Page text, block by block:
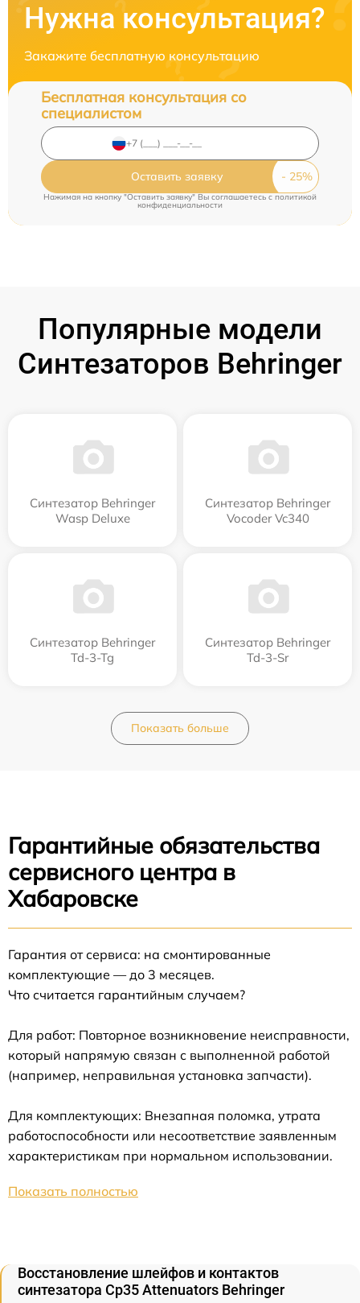
Нужна консультация?
Закажите бесплатную консультацию
Бесплатная консультация со
специалистом
Оставить заявку
Нажимая на кнопку "Оставить заявку" Вы соглашаетесь cполитикой
конфиденциальности
Популярные модели
Синтезаторов Behringer
Синтезатор Behringer
Wasp Deluxe
Синтезатор Behringer
Vocoder Vc340
Синтезатор Behringer
Td-3-Tg
Синтезатор Behringer
Td-3-Sr
Показать больше
Гарантийные обязательства
сервисного центра в
Хабаровске
Гарантия от сервиса: на смонтированные
комплектующие — до 3 месяцев.
Что считается гарантийным случаем?
Для работ: Повторное возникновение неисправности,
который напрямую связан с выполненной работой
(например, неправильная установка запчасти).
Для комплектующих: Внезапная поломка, утрата
работоспособности или несоответствие заявленным
характеристикам при нормальном использовании.
Показать полностью
Восстановление шлейфов и контактов
синтезатора Cp35 Attenuators Behringer